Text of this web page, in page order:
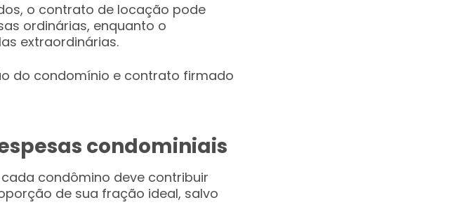
o contrato de locação pode
ordinárias, enquanto o
extraordinárias.
do condomínio e contrato firmado
condominiais
condômino deve contribuir
de sua fração ideal, salvo